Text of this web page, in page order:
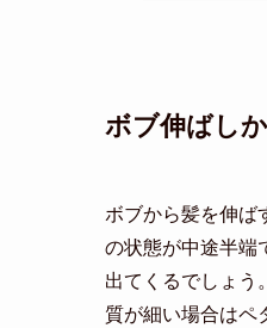
ボブ伸ばし
ボブから髪を伸ば
の状態が中途半端
出てくるでしょう
質が細い場合はペ